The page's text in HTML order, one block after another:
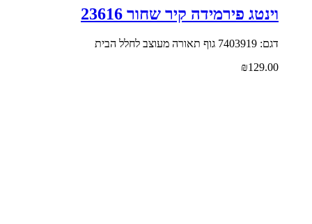
וינטג פירמידה קיר שחור 23616
דגם: 7403919 גוף תאורה מעוצב לחלל הבית
₪129.00